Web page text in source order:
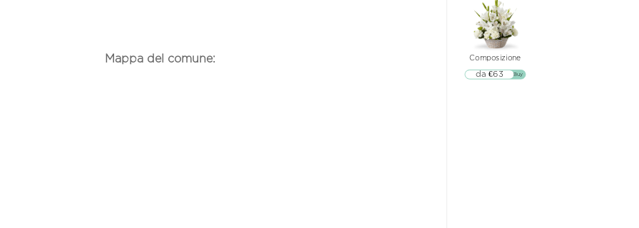
Mappa del comune: Composizione
▷▷ Buy
da €63